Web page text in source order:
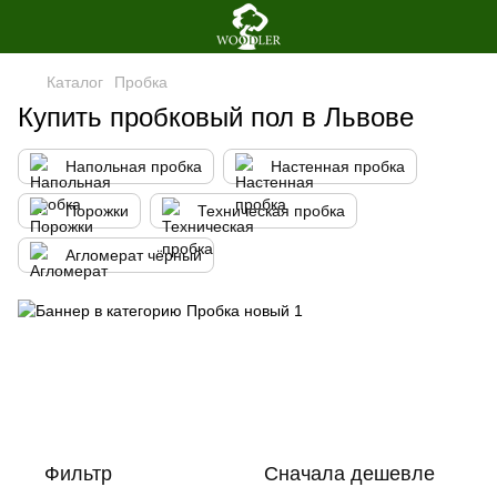
Каталог Пробка
Купить пробковый пол в Львове
Напольная пробка Настенная пробка
Порожки Техническая пробка
Агломерат чёрный
Фильтр Сначала дешевле